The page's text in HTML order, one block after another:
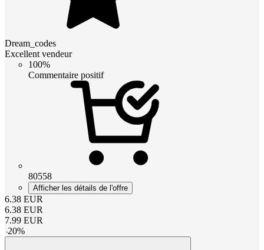
Dream_codes
Excellent vendeur
100%
Commentaire positif
80558
Afficher les détails de l'offre
6.38 EUR
6.38 EUR
7.99 EUR
-20%